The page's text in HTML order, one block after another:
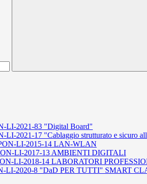
LI-2021-83 "Digital Board"
LI-2021-17 "Cablaggio strutturato e sicuro
LI-2015-14 LAN-WLAN
LI-2017-13 AMBIENTI DIGITALI
LI-2018-14 LABORATORI
LI-2020-8 "DaD PER TUTTI" SMART